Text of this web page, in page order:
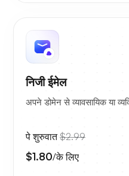
निजी ईमेल
अपने डोमेन से व्यावसायिक या
पे शुरुवात$2.99
$1.80/के लिए